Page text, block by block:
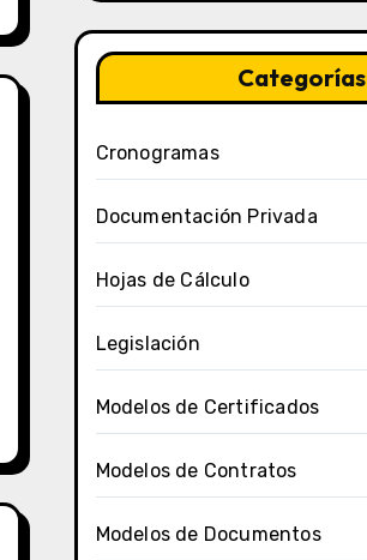
Categorías
Cronogramas
Documentación Privada
Hojas de Cálculo
Legislación
Modelos de Certificados
Modelos de Contratos
Modelos de Documentos